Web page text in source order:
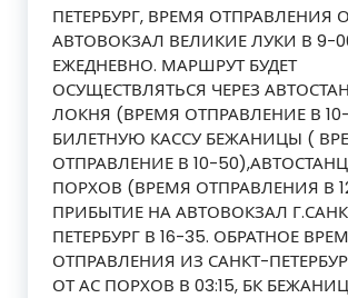
ПЕТЕРБУРГ, ВРЕМЯ ОТПРАВЛЕНИЯ
АВТОВОКЗАЛ ВЕЛИКИЕ ЛУКИ В 9-
ЕЖЕДНЕВНО. МАРШРУТ БУДЕТ
ОСУЩЕСТВЛЯТЬСЯ ЧЕРЕЗ
ЛОКНЯ (ВРЕМЯ ОТПРАВЛЕНИЕ В
БИЛЕТНУЮ КАССУ БЕЖАНИЦЫ (
ОТПРАВЛЕНИЕ В 10-
ПОРХОВ (ВРЕМЯ ОТПРАВЛЕНИЯ В
ПРИБЫТИЕ НА АВТОВОКЗАЛ
ПЕТЕРБУРГ В 16-35. ОБРАТНОЕ
ОТПРАВЛЕНИЯ ИЗ САНКТ-
ОТ АС ПОРХОВ В 03:15, БК